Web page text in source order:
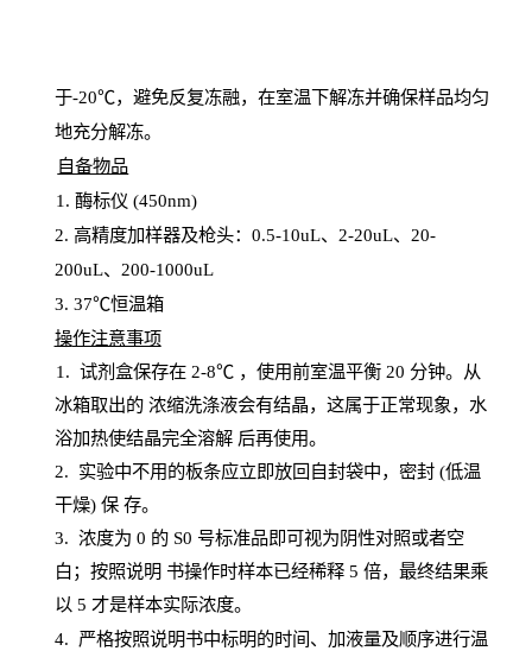
于-20℃，避免反复冻融，在室温下解冻并确保样品均匀
地充分解冻。
自备物品
1 . 酶标仪 (450nm)
2. 高精度加样器及枪头： 0.5-10uL、 2-20uL、 20-
200uL、 200-1000uL
3. 37℃恒温箱
操作注意事项
1. 试剂盒保存在 2-8℃ ，使用前室温平衡 20 分钟。从
冰箱取出的 浓缩洗涤液会有结晶，这属于正常现象，水
浴加热使结晶完全溶解 后再使用。
2. 实验中不用的板条应立即放回自封袋中，密封(低温
干燥) 保 存。
3. 浓度为 0 的 S0 号标准品即可视为阴性对照或者空
白；按照说明 书操作时样本已经稀释5 倍，最终结果乘
以 5 才是样本实际浓度。
4. 严格按照说明书中标明的时间、加液量及顺序进行温